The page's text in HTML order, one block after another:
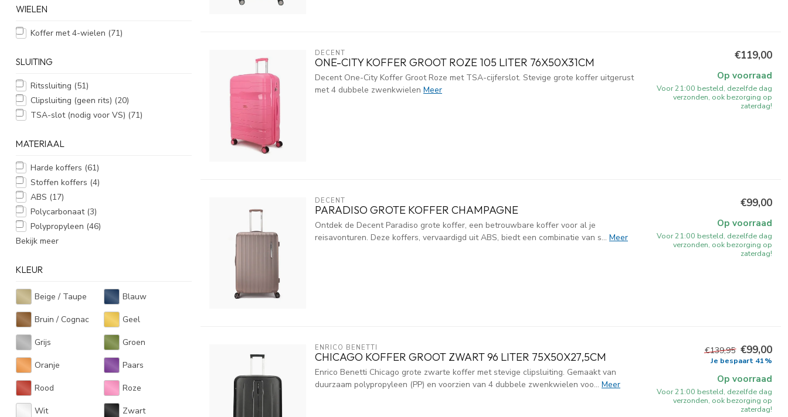
WIELEN
Koffer met 4-wielen (71)
SLUITING
Ritssluiting (51)
Clipsluiting (geen rits) (20)
TSA-slot (nodig voor VS) (71)
MATERIAAL
Harde koffers (61)
Stoffen koffers (4)
ABS (17)
Polycarbonaat (3)
Polypropyleen (46)
Bekijk meer
KLEUR
Beige / Taupe Blauw
Bruin / Cognac Geel
Grijs Groen
Oranje Paars
Rood Roze
Wit Zwart
DECENT
ONE-CITY KOFFER GROOT ROZE 105 LITER 76X50X31CM
Decent One-City Koffer Groot Roze met TSA-cijferslot. Stevige grote koffer uitgerust
met 4 dubbele zwenkwielen Meer
€119,00
Op voorraad
Voor 21:00 besteld, dezelfde dag
verzonden, ook bezorging op
zaterdag!
DECENT
PARADISO GROTE KOFFER CHAMPAGNE
Ontdek de Decent Paradiso grote koffer, een betrouwbare koffer voor al je
reisavonturen. Deze koffers, vervaardigd uit ABS, biedt een combinatie van s... Meer
€99,00
Op voorraad
Voor 21:00 besteld, dezelfde dag
verzonden, ook bezorging op
zaterdag!
ENRICO BENETTI
CHICAGO KOFFER GROOT ZWART 96 LITER 75X50X27,5CM
Enrico Benetti Chicago grote zwarte koffer met stevige clipsluiting. Gemaakt van
duurzaam polypropyleen (PP) en voorzien van 4 dubbele zwenkwielen voo... Meer
€139,95 €99,00
Je bespaart 41%
Op voorraad
Voor 21:00 besteld, dezelfde dag
verzonden, ook bezorging op
zaterdag!